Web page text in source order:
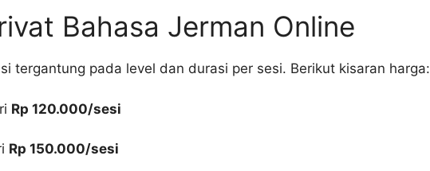
Bahasa Jerman Online
tergantung pada level dan durasi per sesi. Berikut kisaran harga:
Rp 120.000/sesi
Rp 150.000/sesi